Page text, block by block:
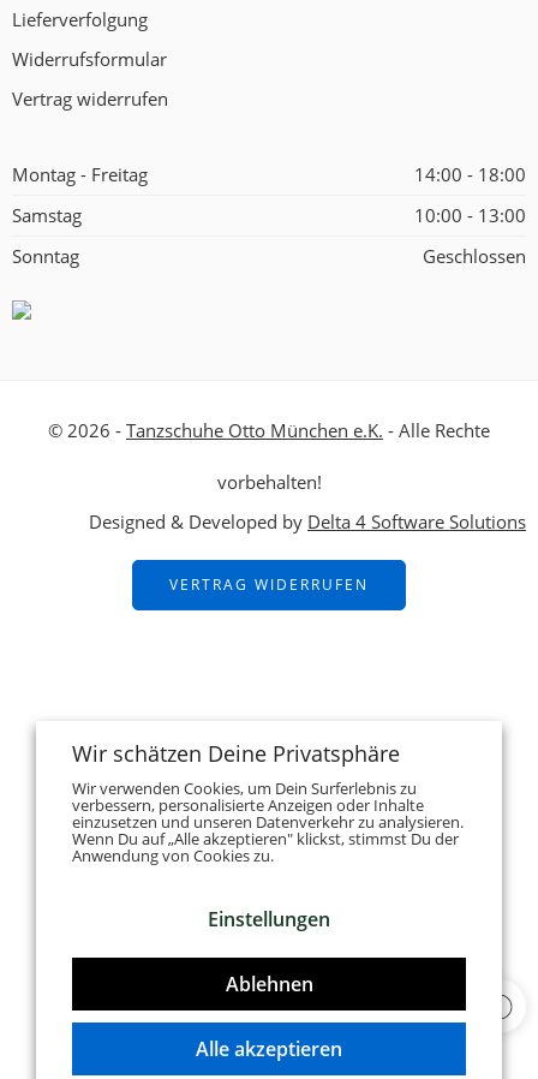
Lieferverfolgung
Widerrufsformular
Vertrag widerrufen
Montag - Freitag
14:00 - 18:00
Samstag
10:00 - 13:00
Sonntag
Geschlossen
© 2026 - Tanzschuhe Otto München e.K. - Alle Rechte
vorbehalten!
Designed & Developed by Delta 4 Software Solutions
VERTRAG WIDERRUFEN
Wir schätzen Deine Privatsphäre
Wir verwenden Cookies, um Dein Surferlebnis zu
verbessern, personalisierte Anzeigen oder Inhalte
einzusetzen und unseren Datenverkehr zu analysieren.
Wenn Du auf „Alle akzeptieren" klickst, stimmst Du der
Anwendung von Cookies zu.
Einstellungen
Ablehnen
Alle akzeptieren